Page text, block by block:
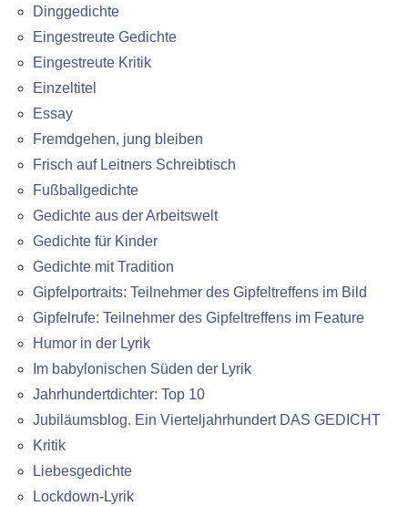
Dinggedichte
Eingestreute Gedichte
Eingestreute Kritik
Einzeltitel
Essay
Fremdgehen, jung bleiben
Frisch auf Leitners Schreibtisch
Fußballgedichte
Gedichte aus der Arbeitswelt
Gedichte für Kinder
Gedichte mit Tradition
Gipfelportraits: Teilnehmer des Gipfeltreffens im Bild
Gipfelrufe: Teilnehmer des Gipfeltreffens im Feature
Humor in der Lyrik
Im babylonischen Süden der Lyrik
Jahrhundertdichter: Top 10
Jubiläumsblog. Ein Vierteljahrhundert DAS GEDICHT
Kritik
Liebesgedichte
Lockdown-Lyrik